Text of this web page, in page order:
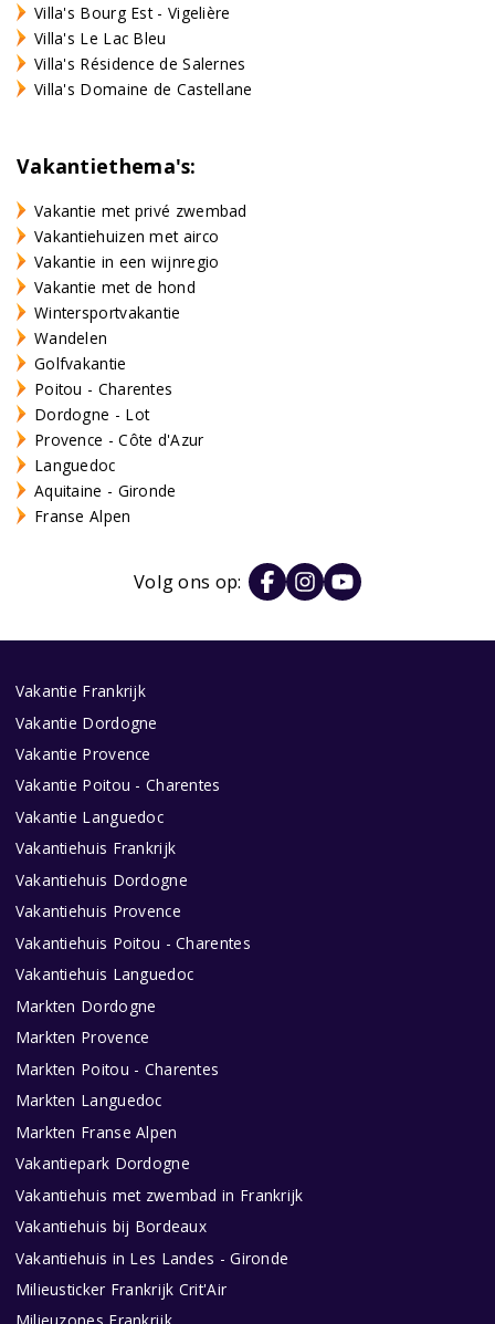
Villa's Bourg Est - Vigelière
Villa's Le Lac Bleu
Villa's Résidence de Salernes
Villa's Domaine de Castellane
Vakantiethema's:
Vakantie met privé zwembad
Vakantiehuizen met airco
Vakantie in een wijnregio
Vakantie met de hond
Wintersportvakantie
Wandelen
Golfvakantie
Poitou - Charentes
Dordogne - Lot
Provence - Côte d'Azur
Languedoc
Aquitaine - Gironde
Franse Alpen
Volg ons op:
Vakantie Frankrijk
Vakantie Dordogne
Vakantie Provence
Vakantie Poitou - Charentes
Vakantie Languedoc
Vakantiehuis Frankrijk
Vakantiehuis Dordogne
Vakantiehuis Provence
Vakantiehuis Poitou - Charentes
Vakantiehuis Languedoc
Markten Dordogne
Markten Provence
Markten Poitou - Charentes
Markten Languedoc
Markten Franse Alpen
Vakantiepark Dordogne
Vakantiehuis met zwembad in Frankrijk
Vakantiehuis bij Bordeaux
Vakantiehuis in Les Landes - Gironde
Milieusticker Frankrijk Crit'Air